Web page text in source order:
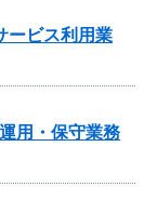
ービス利用業
用・保守業務